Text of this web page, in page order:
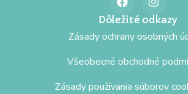
Dôležité odkazy
Zásady ochrany osobných
Všeobecné obchodné
Zásady používania súborov